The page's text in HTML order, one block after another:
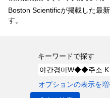
Boston Scientificが掲載した最
す。
キーワードで探す
オプションの表示を